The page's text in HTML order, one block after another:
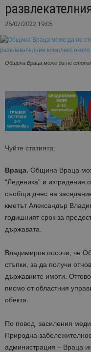
26/07/2022 19:05
Община Враца може да не
Чуйте статията:
Враца. Община Враца
“Леденика” и изградения
съобщи днес на
кметът Александър
годишният срок за
държавата.
Владимиров посочи, че
стъпки, за да получи
държавните имоти.
писмо от областния
обекта.
По повод засиления
Природна
администрация – Враца